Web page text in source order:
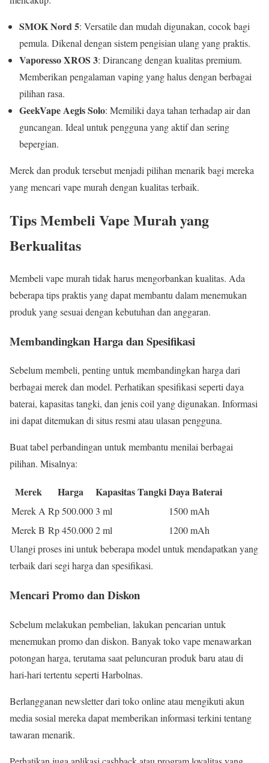
SMOK Nord 5: Versatile dan mudah digunakan, cocok bagi
pemula. Dikenal dengan sistem pengisian ulang yang praktis.
Vaporesso XROS 3: Dirancang dengan kualitas premium.
Memberikan pengalaman vaping yang halus dengan berbagai
pilihan rasa.
GeekVape Aegis Solo: Memiliki daya tahan terhadap air dan
guncangan. Ideal untuk pengguna yang aktif dan sering
bepergian.
Merek dan produk tersebut menjadi pilihan menarik bagi mereka
yang mencari vape murah dengan kualitas terbaik.
Tips Membeli Vape Murah yang
Berkualitas
Membeli vape murah tidak harus mengorbankan kualitas. Ada
beberapa tips praktis yang dapat membantu dalam menemukan
produk yang sesuai dengan kebutuhan dan anggaran.
Membandingkan Harga dan Spesifikasi
Sebelum membeli, penting untuk membandingkan harga dari
berbagai merek dan model. Perhatikan spesifikasi seperti daya
baterai, kapasitas tangki, dan jenis coil yang digunakan. Informasi
ini dapat ditemukan di situs resmi atau ulasan pengguna.
Buat tabel perbandingan untuk membantu menilai berbagai
pilihan. Misalnya:
Merek Harga Kapasitas TangkiDaya Baterai
Merek A Rp 500.000 3 ml
1500 mAh
Merek B Rp 450.0002 ml
1200 mAh
Ulangi proses ini untuk beberapa model untuk mendapatkan yang
terbaik dari segi harga dan spesifikasi.
Mencari Promo dan Diskon
Sebelum melakukan pembelian, lakukan pencarian untuk
menemukan promo dan diskon. Banyak toko vape menawarkan
potongan harga, terutama saat peluncuran produk baru atau di
hari-hari tertentu seperti Harbolnas.
Berlangganan newsletter dari toko online atau mengikuti akun
media sosial mereka dapat memberikan informasi terkini tentang
tawaran menarik.